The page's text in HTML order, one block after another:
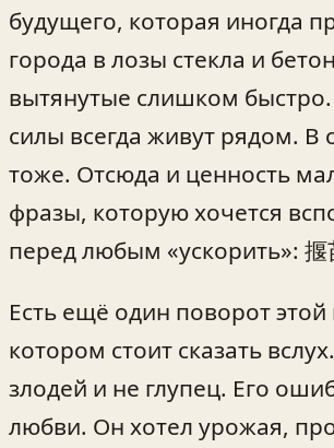
будущего, которая иногда
города в лозы стекла и
вытянутые слишком быстро.
силы всегда живут рядом. В
тоже. Отсюда и ценность
фразы, которую хочется
перед любым «ускорить»: 揠
Есть ещё один поворот этой
котором стоит сказать
злодей и не глупец. Его
любви. Он хотел урожая,